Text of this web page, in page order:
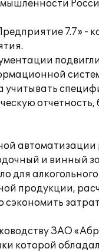
7.7» -
и винный
для
продукции,
ЗАО
которой